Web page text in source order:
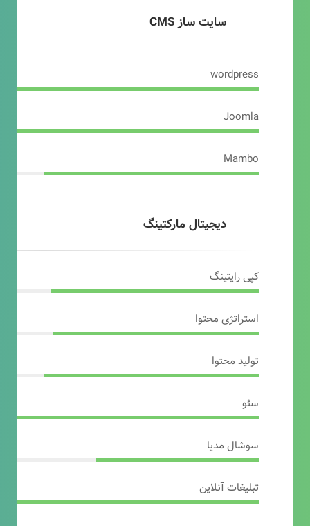
سایت ساز CMS
wordpress
Joomla
Mambo
دیجیتال مارکتینگ
کپی رایتینگ
استراتژی محتوا
تولید محتوا
سئو
سوشال مدیا
تبلیغات آنلاین